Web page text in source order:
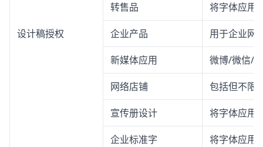
设计稿授权
转售品 将字体应用
企业产品 用于企业网
新媒体应用 微博/微信/
网络店铺 包括但不限
宣传册设计 将字体应用
企业标准字 将字体应用